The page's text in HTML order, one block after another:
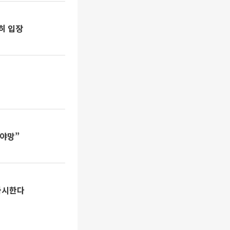
입장
망”
한다